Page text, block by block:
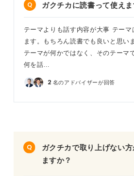
ガクチカに読書って使えま
テーマよりも話す内容が大事 テー
ます。もちろん読書でも良いと思い
テーマが何かではなく、そのテーマ
何を話…
2 名のアドバイザーが回答
ガクチカで取り上げない
ますか？